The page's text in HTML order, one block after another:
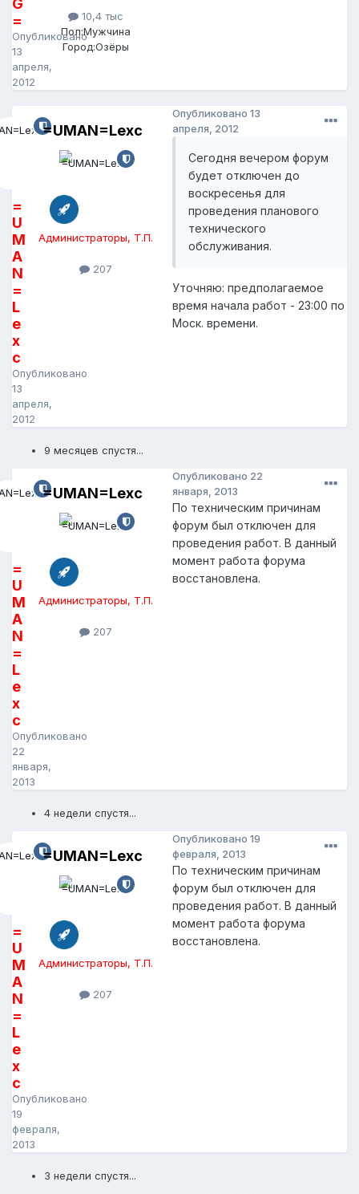
G
=
Опубликовано
13
апреля,
2012
10,4 тыс
Пол:Мужчина
Город:Озёры
=
U
M
A
N
=
L
e
x
c
Опубликовано
13
апреля,
2012
=UMAN=Lexc
Администраторы, Т.П.
207
Опубликовано 13
апреля, 2012
Сегодня вечером форум
будет отключен до
воскресенья для
проведения планового
технического
обслуживания.
Уточняю: предполагаемое
время начала работ - 23:00 по
Моск. времени.
9 месяцев спустя...
=
U
M
A
N
=
L
e
x
c
Опубликовано
22
января,
2013
=UMAN=Lexc
Администраторы, Т.П.
207
Опубликовано 22
января, 2013
По техническим причинам
форум был отключен для
проведения работ. В данный
момент работа форума
восстановлена.
4 недели спустя...
=
U
M
A
N
=
L
e
x
c
Опубликовано
19
февраля,
2013
=UMAN=Lexc
Администраторы, Т.П.
207
Опубликовано 19
февраля, 2013
По техническим причинам
форум был отключен для
проведения работ. В данный
момент работа форума
восстановлена.
3 недели спустя...